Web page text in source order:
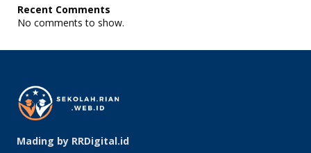
Quicquid
Recent Comments
No comments to show.
Mading by RRDigital.id